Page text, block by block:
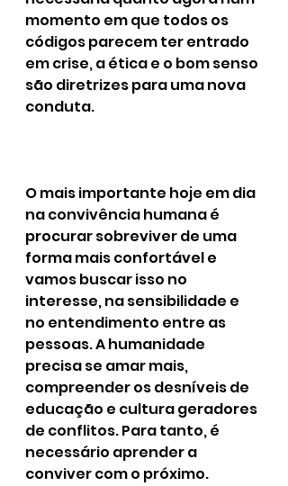
momento em que todos os
códigos parecem ter entrado
em crise, a ética e o bom senso
são diretrizes para uma nova
conduta.
O mais importante hoje em dia
na convivência humana é
procurar sobreviver de uma
forma mais confortável e
vamos buscar isso no
interesse, na sensibilidade e
no entendimento entre as
pessoas. A humanidade
precisa se amar mais,
compreender os desníveis de
educação e cultura geradores
de conflitos. Para tanto, é
necessário aprender a
conviver com o próximo.